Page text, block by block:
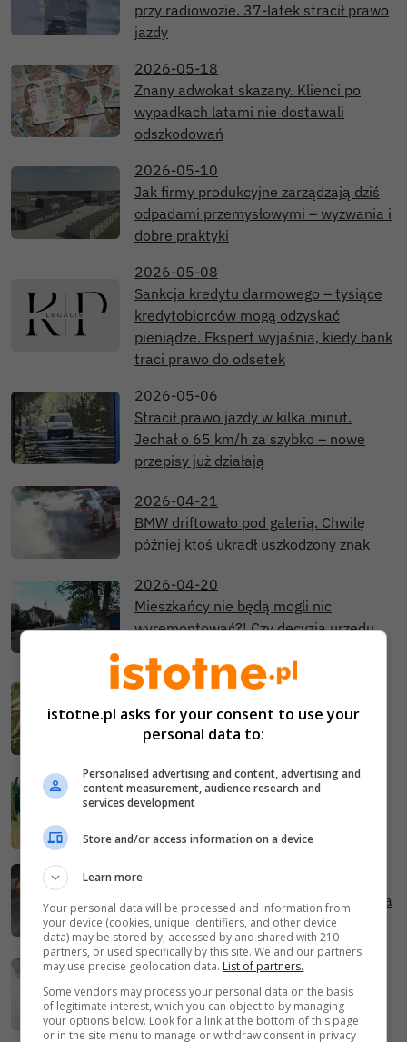
przy radiowozie. 37-latek stracił prawo
jazdy
2026-05-18
Znany adwokat skazany. Klienci po
wypadkach latami nie dostawali
odszkodowań
2026-05-10
Jak firmy produkcyjne zarządzają dziś
odpadami przemysłowymi – wyzwania i
dobre praktyki
2026-05-08
Sankcja kredytu darmowego – tysiące
kredytobiorców mogą odzyskać
pieniądze. Ekspert wyjaśnia, kiedy bank
traci prawo do odsetek
2026-05-06
Stracił prawo jazdy w kilka minut.
Jechał o 65 km/h za szybko – nowe
przepisy już działają
2026-04-21
BMW driftowało pod galerią. Chwilę
później ktoś ukradł uszkodzony znak
2026-04-20
Mieszkańcy nie będą mogli nic
wyremontować?! Czy decyzja urzędu
2026-04-16
Brutalne zabicie sarny pod
Bolesławcem. Prawnicy wkraczają do
2026-04-06
Niemcy od tego nie upadły, czy Polska
też to udźwignie?
2026-04-01
Nowe przepisy weszły w życie! 19-latka
straciła prawo jazdy za driftowanie
2026-03-30
⚠️Nowe prawo dla kierowców od dziś:
jeden błąd i tracisz prawo jazdy na 3
miesiące
istotne.pl asks for your consent to use your
personal data to:
Personalised advertising and content, advertising and
content measurement, audience research and
services development
Store and/or access information on a device
Learn more
Your personal data will be processed and information from
your device (cookies, unique identifiers, and other device
data) may be stored by, accessed by and shared with 210
partners, or used specifically by this site. We and our partners
may use precise geolocation data. List of partners.
Some vendors may process your personal data on the basis
of legitimate interest, which you can object to by managing
your options below. Look for a link at the bottom of this page
or in the site menu to manage or withdraw consent in privacy